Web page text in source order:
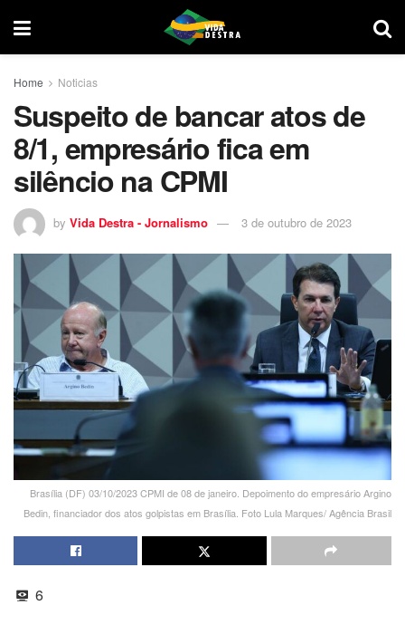
Home Noticias
Suspeito de bancar atos de
8/1, empresário fica em
silêncio na CPMI
by Vida Destra - Jornalismo 3 de outubro de 2023
Brasília (DF) 03/10/2023 CPMI de 08 de janeiro. Depoimento do empresário Argino
Bedin, financiador dos atos golpistas em Brasília. Foto Lula Marques/ Agência Brasil
6